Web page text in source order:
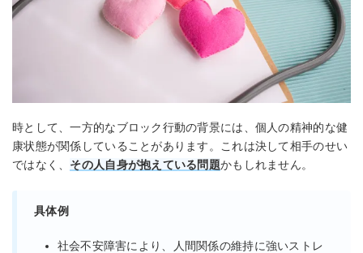
時として、一方的なブロック行動の背景には、個人の精神的な健
康状態が関係していることがあります。これは決して相手のせい
ではなく、 その人自身が抱えている問題かもしれません。
具体例
社会不安障害により、人間関係の維持に強いストレ